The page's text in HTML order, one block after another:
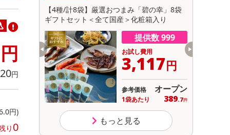
初回トライアル
円
円
円)
り 0
ナンシェ
オープン
【4種/計8袋】厳選おつまみ「碧の幸」8袋
ギフトセット＜全て国産＞化粧箱入り
提供数 999
お試し費用
3,117円
参考価格 オープン
1袋あたり 389.7円
もっと見る